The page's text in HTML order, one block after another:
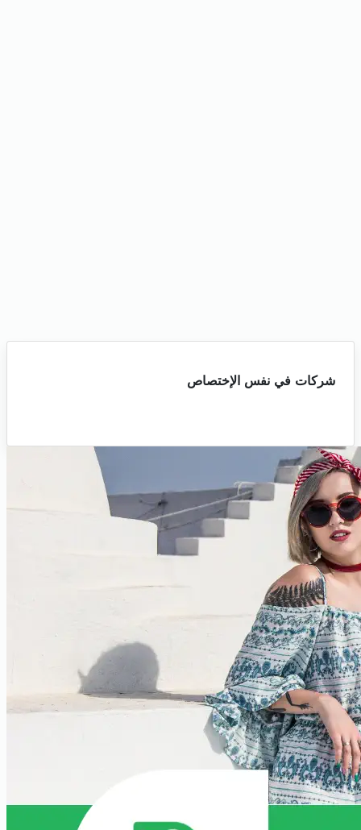
شركات في نفس الإختصاص